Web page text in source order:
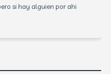
si hay alguien por ahi